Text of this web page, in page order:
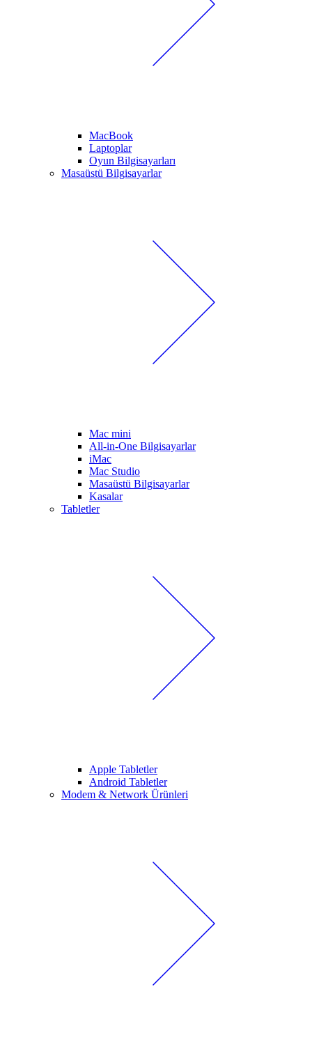
MacBook
Laptoplar
Oyun Bilgisayarları
Masaüstü Bilgisayarlar
Mac mini
All-in-One Bilgisayarlar
iMac
Mac Studio
Masaüstü Bilgisayarlar
Kasalar
Tabletler
Apple Tabletler
Android Tabletler
Modem & Network Ürünleri